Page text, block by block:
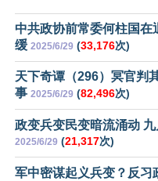
中共政协前常委何柱国在
缓 2025/6/29 (33,176次)
天下奇谭（296）冥官判
事 2025/6/29 (82,496次)
政变兵变民变暗流涌动
2025/6/29 (21,317次)
军中密谋起义兵变？反习